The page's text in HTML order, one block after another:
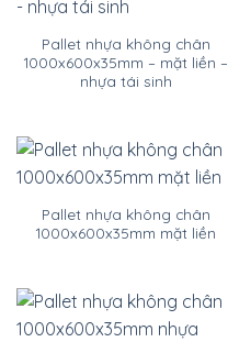
Pallet nhựa không chân
1000x600x35mm – mặt liền –
nhựa tái sinh
Pallet nhựa không chân
1000x600x35mm mặt liền